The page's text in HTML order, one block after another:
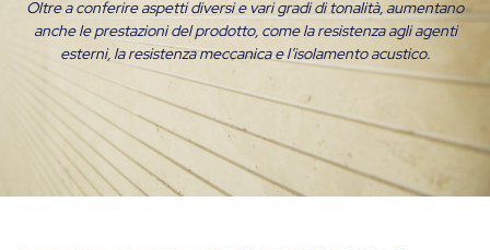
Oltre a conferire aspetti diversi e vari gradi di tonalità, aumentano
anche le prestazioni del prodotto, come la resistenza agli agenti
esterni, la resistenza meccanica e l’isolamento acustico.